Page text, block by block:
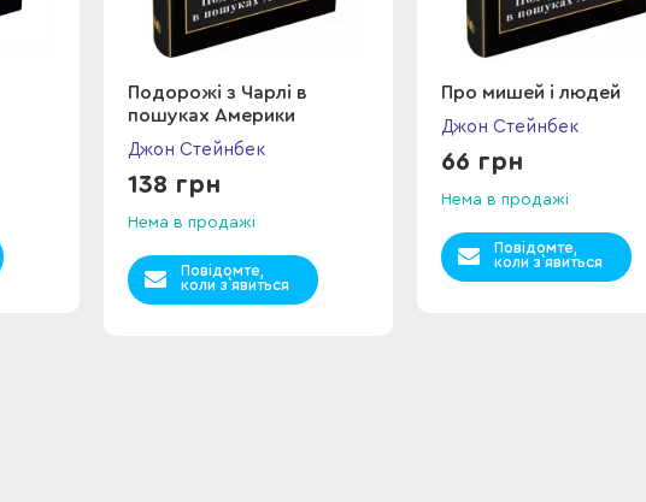
Подорожі з Чарлі в
пошуках Америки
Джон Стейнбек
138 грн
Нема в продажі
Повідомте,
коли з`явиться
Про мишей і людей
Джон Стейнбек
66 грн
Нема в продажі
Повідомте,
коли з`явиться